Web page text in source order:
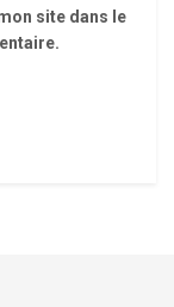
site dans le